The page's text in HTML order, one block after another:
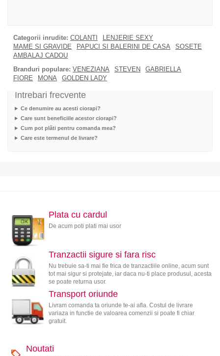
Categorii inrudite: COLANTI
LENJERIE SEXY
MAME SI GRAVIDE
PAPUCI SI BALERINI DE CASA
SOSETE
AMBALAJ CADOU
Branduri populare: VENEZIANA STEVEN
GABRIELLA
FIORE
MONA GOLDEN LADY
Intrebari frecvente
Ce denumire au acesti ciorapi?
Care sunt beneficiile acestor ciorapi?
Cum pot plăti pentru comanda mea?
Care este termenul de livrare?
Plata cu cardul
De acum poti plati mai usor
Tranzactii sigure si fara risc
Nu trebuie sa-ti mai fie frica de tranzactiile online, acum sunt
tot mai sigur si protejate, iar daca nu-ti place produsul, acesta
se poate returna usor.
Transport oriunde
Livram comanda ta oriunde te-ai afla. Costul de livrare
variaza in functie de valoarea comenzii si poate fi chiar
gratuit.
Noutati